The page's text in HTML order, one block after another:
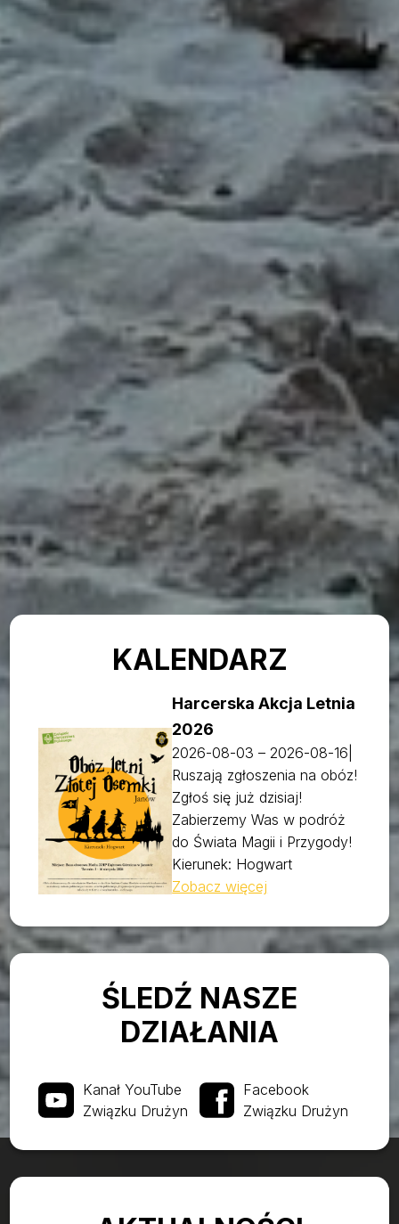
KALENDARZ
Harcerska Akcja Letnia
2026
2026-08-03 – 2026-08-16
Ruszają zgłoszenia na obóz!
Zgłoś się już dzisiaj!
Zabierzemy Was w podróż
do Świata Magii i Przygody!
Kierunek: Hogwart
Zobacz więcej
ŚLEDŹ NASZE
DZIAŁANIA
Kanał YouTube
Związku Drużyn
Facebook
Związku Drużyn